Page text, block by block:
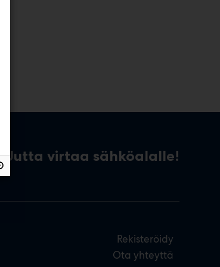
Uutta virtaa sähköalalle!
Rekisteröidy
Ota yhteyttä